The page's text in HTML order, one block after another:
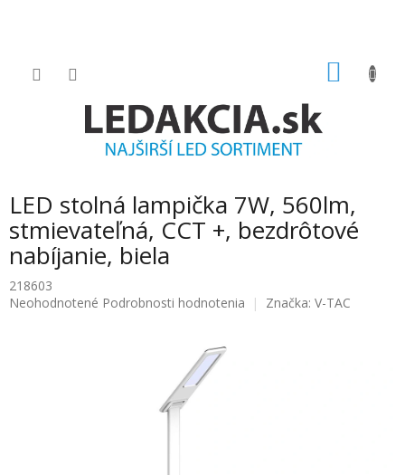
LED stolná lampička 7W, 560lm,
stmievateľná, CCT +, bezdrôtové
nabíjanie, biela
218603
Priemerné
Neohodnotené Podrobnosti hodnotenia Značka: V-TAC